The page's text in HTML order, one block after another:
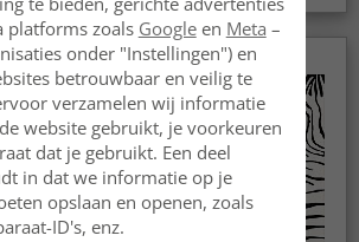
platforms zoals Googleen Meta –
onder "Instellingen") en
betrouwbaar en veilig te
verzamelen wij informatie
website gebruikt, je voorkeuren
dat je gebruikt. Een deel
in dat we informatie op je
opslaan en openen, zoals
ID's, enz.